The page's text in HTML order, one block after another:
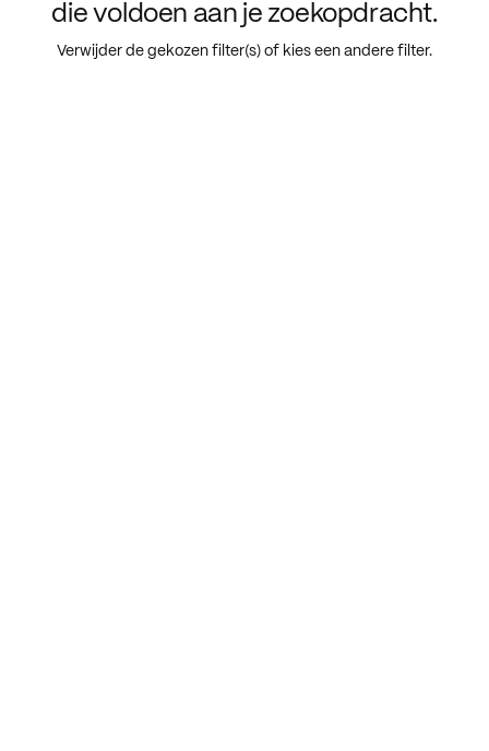
die voldoen aan je zoekopdracht.
Verwijder de gekozen filter(s) of kies een andere filter.